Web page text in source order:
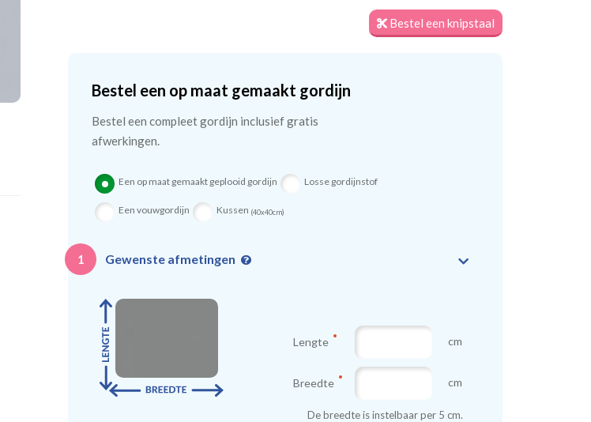
Bestel een knipstaal
Bestel een op maat gemaakt gordijn
Bestel een compleet gordijn inclusief gratis
afwerkingen.
Een op maat gemaakt geplooid gordijn Losse gordijnstof
Een vouwgordijn Kussen (40x40cm)
1 Gewenste afmetingen
Lengte cm
Breedte cm
De breedte is instelbaar per 5 cm.